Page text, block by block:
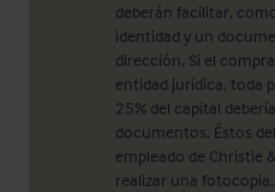
deberán facilitar,
identidad y un
dirección. Si el
entidad jurídica, toda
25% del capital
documentos. Éstos
empleado de Christie
realizar una